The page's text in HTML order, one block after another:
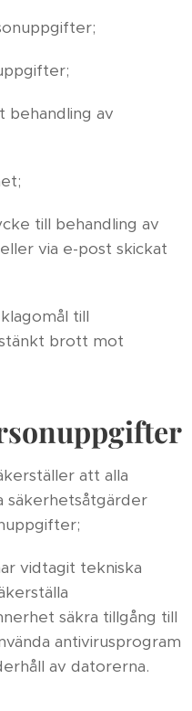
behandling av
till behandling av
via e-post skickat
till
brott mot
att alla
säkerhetsåtgärder
vidtagit tekniska
säkra tillgång till
antivirusprogram
av datorerna.